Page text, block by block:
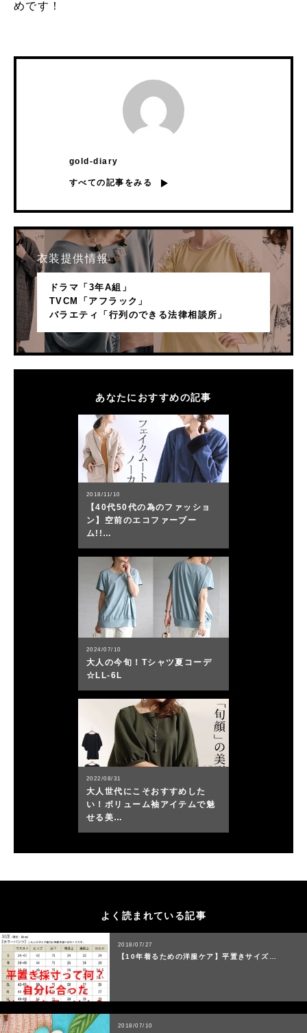
めです！
よく読まれている記事
2018/07/27
【10年着るための洋服ケア】平置きサイズ…
2018/07/10
gold-diary
すべての記事をみる
衣装提供情報
ドラマ「3年A組」
TVCM「アフラック」
バラエティ「行列のできる法律相談所」
あなたにおすすめの記事
2018/11/10
【40代50代の為のファッショ
ン】空前のエコファーブー
ム!!…
2024/07/10
大人の今旬！Tシャツ夏コーデ
☆LL-6L
2022/08/31
大人世代にこそおすすめした
い！ボリューム袖アイテムで魅
せる美…